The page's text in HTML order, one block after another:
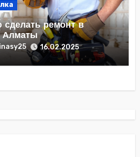
сделать ремонт в
Алматы
16.02.2025